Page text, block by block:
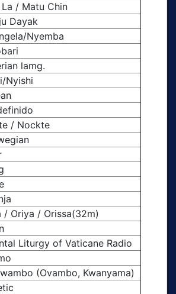
/ Matu Chin
Dayak
Nyemba
lamg.
Nyishi
/ Nockte
/ Oriya / Orissa(32m)
Liturgy of Vaticane Radio
(Ovambo, Kwanyama)